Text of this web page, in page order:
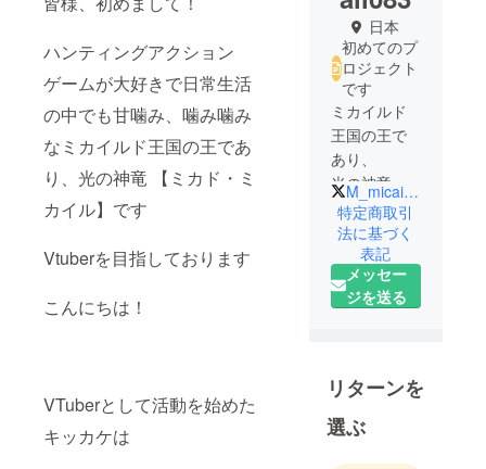
ハンティングアクション
ゲームが大好きで日常生活
の中でも甘噛み、噛み噛み
なミカイルド王国の王であ
り、光の神竜 【ミカド・ミ
カイル】です
Vtuberを目指しております
こんにちは！
VTuberとして活動を始めた
キッカケは
日本
初めてのプ
ロジェクト
です
ミカイルド
王国の王で
あり、
光の神竜 ミ
カド・ミカ
イルと申し
ます
YouTubeや
や雑談、
歌ってみた
等を実施予
M_micail083
特定商取引
法に基づく
表記
メッセー
ジを送る
リターンを
選ぶ